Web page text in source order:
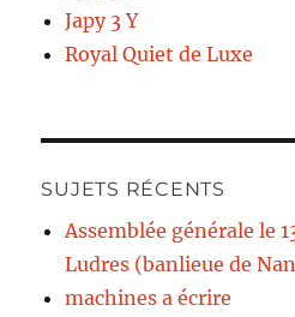
Japy 3 Y
Royal Quiet de Luxe
SUJETS RÉCENTS
Assemblée générale le
Ludres (banlieue de
machines a écrire